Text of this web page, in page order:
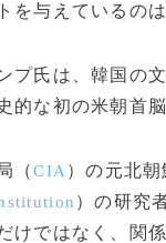
を与えているの
プ氏は、韓国の
的な初の米朝首
（CIA ）の元北
）の研究
けではなく、関